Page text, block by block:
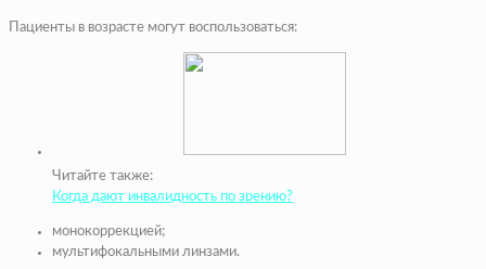
Пациенты в возрасте могут воспользоваться:
Читайте также:
Когда дают инвалидность по зрению?
монокоррекцией;
мультифокальными линзами.